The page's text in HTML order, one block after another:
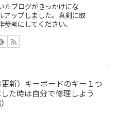
ブログがきっかけにな
アップしました。真剣に取
考にしてください。
更新）キーボードのキー１つ
た時は自分で修理しよう